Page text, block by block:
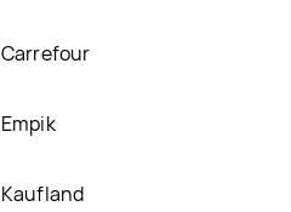
Carrefour
Empik
Kaufland